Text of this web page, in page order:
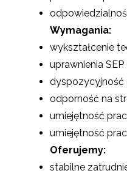
Wymagania:
wykształcenie
uprawnienia SEP
dyspozycyjność
odporność na
umiejętność
umiejętność
Oferujemy:
stabilne